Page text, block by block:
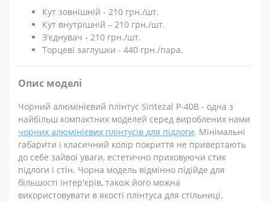
Кут зовнішній - 210 грн./шт.
Кут внутрішній – 210 грн./шт.
З'єднувач - 210 грн./шт.
Торцеві заглушки - 440 грн./пара.
Опис моделі
Чорний алюмінієвий плінтус Sintezal P-40B - одна з
найбільш компактних моделей серед вироблених нами
чорних алюмінієвих плінтусів для підлоги. Мінімальні
габарити і класичний колір покриття не привертають
до себе зайвої уваги, естетично приховуючи стик
підлоги і стін. Чорна модель відмінно підійде для
більшості інтер'єрів, також його можна
використовувати в якості плінтуса для стільниці.